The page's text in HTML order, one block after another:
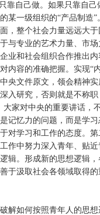
靠自己做。如果只靠自
某一级组织的“产品制
，整个社会力量远远大
与专业的艺术力量、市
业和社会组织合作推出
内容的准确把握。实现“
央文件原文，领会精神
入研究，否则就是不称
家对中央的重要讲话
记忆力的问题，而是学
对学习和工作的态度。
作中努力深入青年、贴
辑。形成新的思想逻辑
于汲取社会各领域取得
解如何按照青年人的思